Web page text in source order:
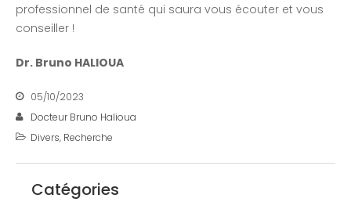
professionnel de santé qui saura vous écouter et vous
conseiller !
Dr. Bruno HALIOUA
05/10/2023
Docteur Bruno Halioua
Divers, Recherche
Catégories